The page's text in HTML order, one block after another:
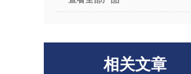
相关文章